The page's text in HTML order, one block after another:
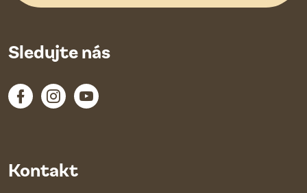
Kontakt
Sledujte nás